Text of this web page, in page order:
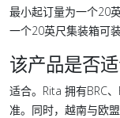
最小起订量为一个20
一个20英尺集装箱可
该产品是否
适合。Rita 拥有BRC
准。同时，越南与欧